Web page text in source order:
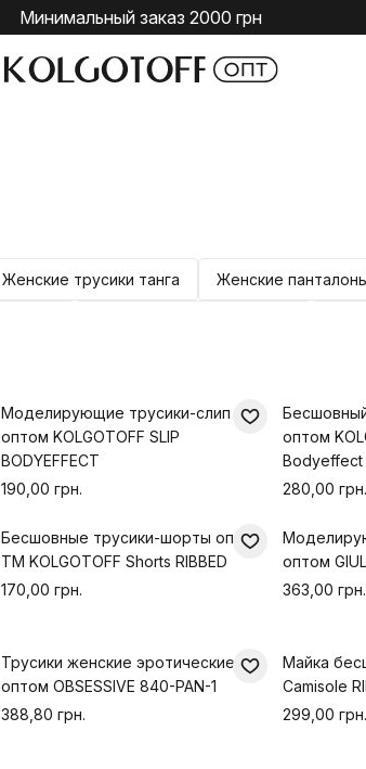
Минимальный заказ 2000 грн
Женские трусики танга Женские
Моделирующие трусики-слип
оптом KOLGOTOFF SLIP
BODYEFFECT
190,00 грн.
оптом
Bodyeffect
280,00 грн.
Бесшовные трусики-шорты оптом
TM KOLGOTOFF Shorts RIBBED
170,00 грн.
оптом
363,00 грн.
Трусики женские эротические
оптом OBSESSIVE 840-PAN-1
388,80 грн.
Майка
Camisole
299,00 грн.